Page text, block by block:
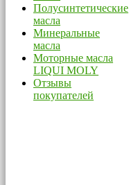
Полусинтетические
масла
Минеральные
масла
Моторные масла
LIQUI MOLY
Отзывы
покупателей